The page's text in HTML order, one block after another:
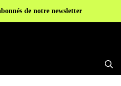
de notre newsletter